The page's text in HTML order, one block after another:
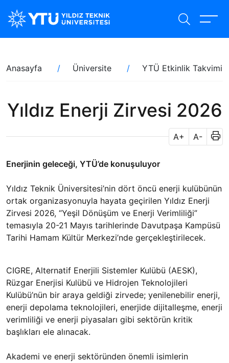
içeriğe
Sayfa
yolu
Anasayfa Üniversite YTÜ Etkinlik Takvimi
Yıldız Enerji Zirvesi 2026
A+ A-
Enerjinin geleceği, YTÜ’de konuşuluyor
Yıldız Teknik Üniversitesi’nin dört öncü enerji kulübünün
ortak organizasyonuyla hayata geçirilen Yıldız Enerji
Zirvesi 2026, “Yeşil Dönüşüm ve Enerji Verimliliği”
temasıyla 20-21 Mayıs tarihlerinde Davutpaşa Kampüsü
Tarihi Hamam Kültür Merkezi’nde gerçekleştirilecek.
CIGRE, Alternatif Enerjili Sistemler Kulübü (AESK),
Rüzgar Enerjisi Kulübü ve Hidrojen Teknolojileri
Kulübü’nün bir araya geldiği zirvede; yenilenebilir enerji,
enerji depolama teknolojileri, enerjide dijitalleşme, enerji
verimliliği ve enerji piyasaları gibi sektörün kritik
başlıkları ele alınacak.
Akademi ve enerji sektöründen önemli isimlerin